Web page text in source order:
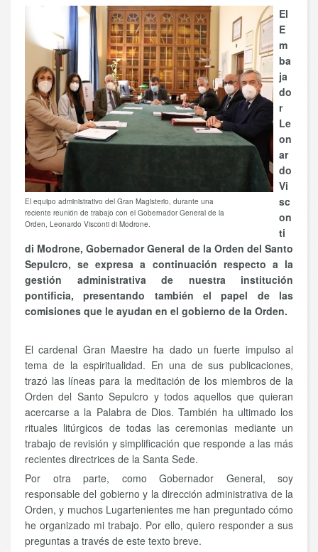
El equipo administrativo del Gran Magisterio, durante una
reciente reunión de trabajo con el Gobernador General de la
Orden, Leonardo Visconti di Modrone.
El
E
m
ba
ja
do
r
Le
on
ar
do
Vi
sc
on
ti
di Modrone, Gobernador General de la Orden del Santo
Sepulcro, se expresa a continuación respecto a la
gestión administrativa de nuestra institución
pontificia, presentando también el papel de las
comisiones que le ayudan en el gobierno de la Orden.
El cardenal Gran Maestre ha dado un fuerte impulso al
tema de la espiritualidad. En una de sus publicaciones,
trazó las líneas para la meditación de los miembros de la
Orden del Santo Sepulcro y todos aquellos que quieran
acercarse a la Palabra de Dios. También ha ultimado los
rituales litúrgicos de todas las ceremonias mediante un
trabajo de revisión y simplificación que responde a las más
recientes directrices de la Santa Sede.
Por otra parte, como Gobernador General, soy
responsable del gobierno y la dirección administrativa de la
Orden, y muchos Lugartenientes me han preguntado cómo
he organizado mi trabajo. Por ello, quiero responder a sus
preguntas a través de este texto breve.